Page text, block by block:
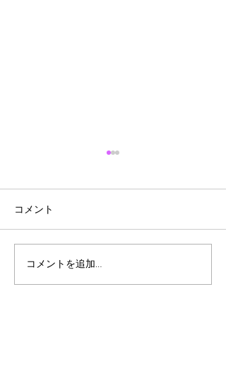
『れんこん2 種のサラ
ダ』～シェフ直伝レシピ
コメント
コメントを追加…